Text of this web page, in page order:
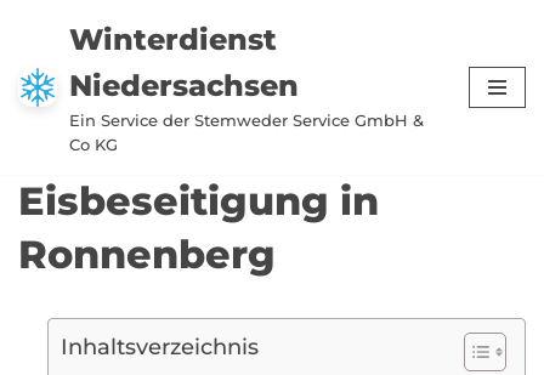
Zum
Inhalt
springen
Winterdienst
Niedersachsen
Ein Service der Stemweder Service GmbH &
Co KG
Eisbeseitigung in
Ronnenberg
Inhaltsverzeichnis